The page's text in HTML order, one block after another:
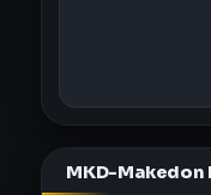
MKD-Makedon